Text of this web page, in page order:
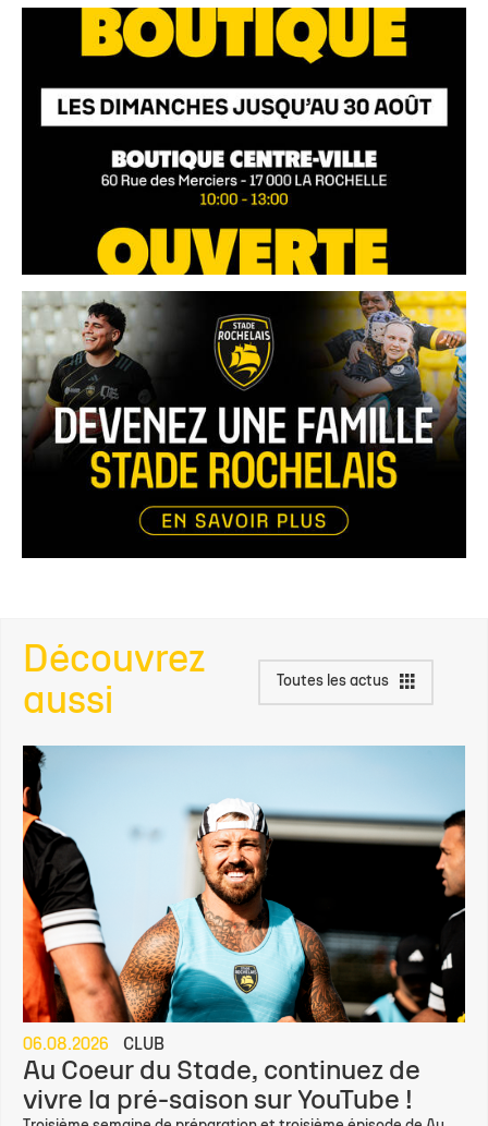
Découvrez
aussi
Toutes les actus
06.08.2026 CLUB
Au Coeur du Stade, continuez de
vivre la pré-saison sur YouTube !